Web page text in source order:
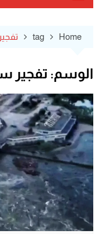
Home
tag
الوسم: تفجير